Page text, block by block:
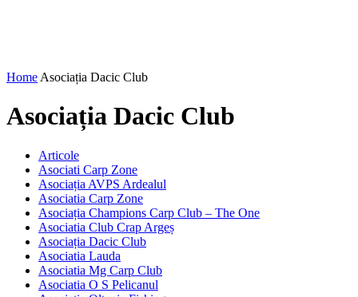
Home Asociația Dacic Club
Asociația Dacic Club
Articole
Asociati Carp Zone
Asociația AVPS Ardealul
Asociatia Carp Zone
Asociația Champions Carp Club – The One
Asociatia Club Crap Argeș
Asociația Dacic Club
Asociatia Lauda
Asociatia Mg Carp Club
Asociatia O S Pelicanul